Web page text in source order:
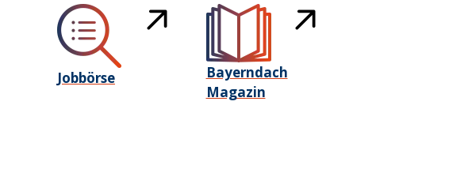
Jobbörse
Bayerndach
Magazin